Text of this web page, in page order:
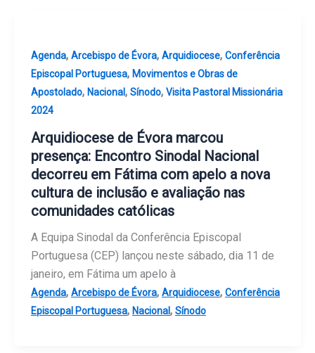
Agenda, Arcebispo de Évora, Arquidiocese, Conferência
Episcopal Portuguesa, Movimentos e Obras de
Apostolado, Nacional, Sínodo, Visita Pastoral Missionária
2024
Arquidiocese de Évora marcou
presença: Encontro Sinodal Nacional
decorreu em Fátima com apelo a nova
cultura de inclusão e avaliação nas
comunidades católicas
A Equipa Sinodal da Conferência Episcopal
Portuguesa (CEP) lançou neste sábado, dia 11 de
janeiro, em Fátima um apelo à
Agenda, Arcebispo de Évora, Arquidiocese, Conferência
Episcopal Portuguesa, Nacional, Sínodo